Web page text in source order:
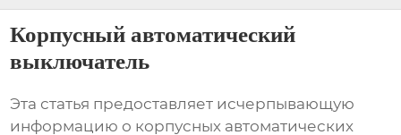
Корпусный автоматический
выключатель
Эта статья предоставляет исчерпывающую
информацию о корпусных автоматических